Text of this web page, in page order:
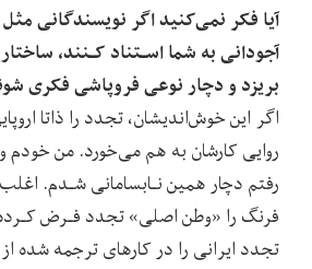
آیا فکر نمی‌کنید اگر نویسندگانی
آجودانی‌ به‌ شما اسـتناد کـنند،
بریزد و دچار‌ نوعی فروپاشی فکری
اگر این خوش‌اندیشان، تجدد را ذاتا
رفتم دچار همین نـابسامانی شـدم. اغلب
فرنگ را «وطن اصلی» تجدد فـرض
تجدد ایرانی را در کارهای ترجمه شده از